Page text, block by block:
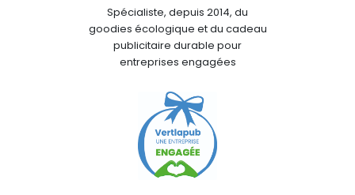
Spécialiste, depuis 2014, du
goodies écologique et du cadeau
publicitaire durable pour
entreprises engagées